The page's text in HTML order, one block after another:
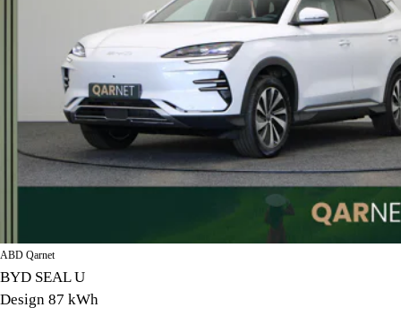
ABD Qarnet
BYD SEAL U
Design 87 kWh